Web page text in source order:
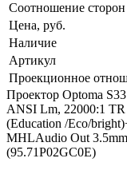
Соотношение
Цена, руб.
Наличие
Артикул
Проекционное
Проектор Optoma
ANSI Lm, 22000:1 TR
(Education /Eco/
MHLAudio Out
(95.71P02GC0E)